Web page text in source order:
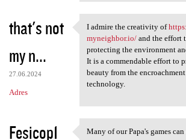
that's not
my n...
27.06.2024
Adres
I admire the creativity
I admire the creativity of
myneighbor.io/and the effort
protecting the environment
It is a commendable effort to
beauty from the
technology.
Fesicop1
Many of our Papa's games